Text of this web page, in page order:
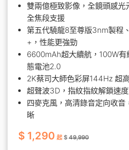
雙兩億極致影像，全鏡頭感光
全焦段支援
第五代驍龍8至尊版3nm製程
+，性能更強勁
6600mAh超大續航，100W
態電池2.0
2K蔡司大師色彩屏144Hz 超
超聲波3D，指紋指紋解鎖速
四麥克風，高清錄音定向收音
晰
$ 1,290 起 $49,990